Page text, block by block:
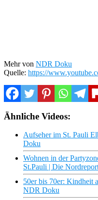
Mehr von NDR Doku
Quelle: https://
Ähnliche Videos:
Aufseher im St. Pauli
Doku
Wohnen in der
St.Pauli | Die
50er bis 70er: Kindheit
NDR Doku